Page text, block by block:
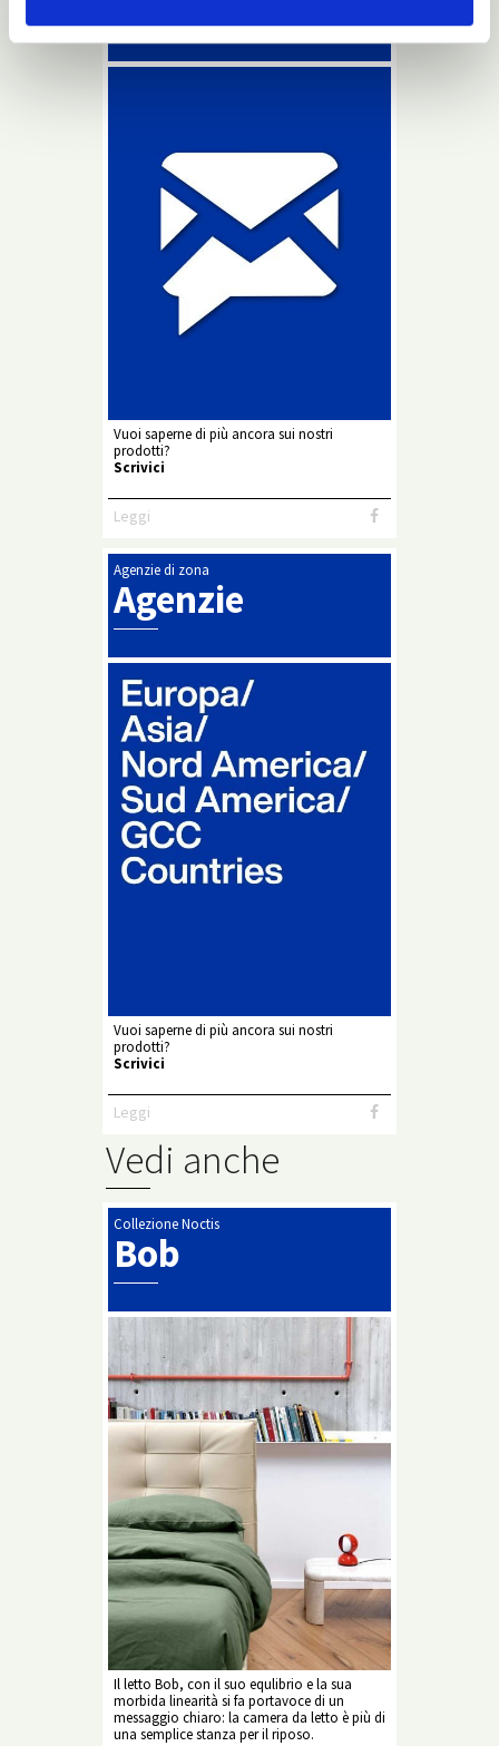
Vuoi saperne di più ancora sui nostri
prodotti?
Scrivici
Leggi
Agenzie di zona
Agenzie
Vuoi saperne di più ancora sui nostri
prodotti?
Scrivici
Leggi
Vedi anche
Collezione Noctis
Bob
Il letto Bob, con il suo equlibrio e la sua
morbida linearità si fa portavoce di un
messaggio chiaro: la camera da letto è più di
una semplice stanza per il riposo.